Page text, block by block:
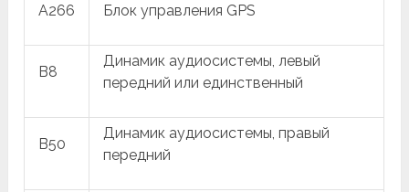
A266 Блок управления GPS
B8
Динамик аудиосистемы, левый
передний или единственный
B50
Динамик аудиосистемы, правый
передний